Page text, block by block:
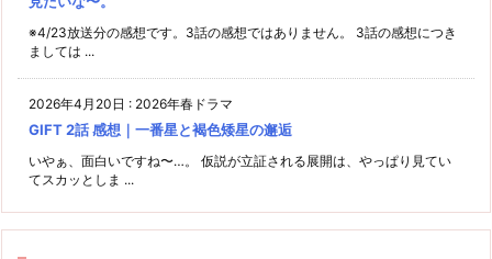
※4/23放送分の感想です。3話の感想ではありません。 3話の感想につき
ましては ...
2026年4月20日 : 2026年春ドラマ
GIFT 2話 感想｜一番星と褐色矮星の邂逅
いやぁ、面白いですね〜…。 仮説が立証される展開は、やっぱり見てい
てスカッとしま ...